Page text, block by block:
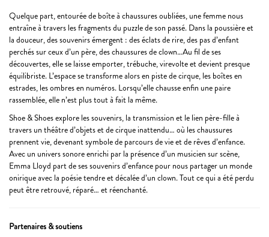
Quelque part, entourée de boîte à chaussures oubliées, une femme nous
entraîne à travers les fragments du puzzle de son passé. Dans la poussière et
la douceur, des souvenirs émergent : des éclats de rire, des pas d’enfant
perchés sur ceux d’un père, des chaussures de clown…Au fil de ses
découvertes, elle se laisse emporter, trébuche, virevolte et devient presque
équilibriste. L’espace se transforme alors en piste de cirque, les boîtes en
estrades, les ombres en numéros. Lorsqu’elle chausse enfin une paire
rassemblée, elle n’est plus tout à fait la même.
Shoe & Shoesexplore les souvenirs, la transmission et le lien père-fille à
travers un théâtre d’objets et de cirque inattendu… où les chaussures
prennent vie, devenant symbole de parcours de vie et de rêves d’enfance.
Avec un univers sonore enrichi par la présence d’un musicien sur scène,
Emma Lloyd part de ses souvenirs d’enfance pour nous partager un monde
onirique avec la poésie tendre et décalée d’un clown. Tout ce qui a été perdu
peut être retrouvé, réparé… et réenchanté.
Partenaires & soutiens